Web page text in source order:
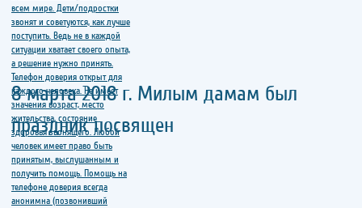
8 марта 2018 г. Милым дамам был
праздник посвящен